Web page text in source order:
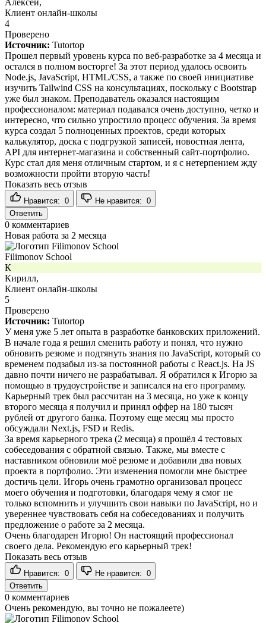
Клиент онлайн-школы
4
Проверено
Источник: Tutortop
Прошел первый уровень курса по веб-разработке за 4 месяца и
остался в полном восторге! За этот период удалось освоить
Node.js, JavaScript, HTML/CSS, а также по своей инициативе
изучить Tailwind CSS на консультациях, поскольку с Bootstrap
уже был знаком. Преподаватель оказался настоящим
профессионалом: материал подавался очень доступно, четко и
интересно, что сильно упростило процесс обучения. За время
курса создал 5 полноценных проектов, среди которых
калькулятор, доска с подгрузкой записей, новостная лента,
API для интернет-магазина и собственный сайт-портфолио.
Курс стал для меня отличным стартом, и я с нетерпением жду
возможности пройти вторую часть!
Показать весь отзыв
Нравится: 0 Не нравится: 0
Ответить
0 комментариев
Новая работа за 2 месяца
Filimonov School
К
Кирилл,
Клиент онлайн-школы
5
Проверено
Источник: Tutortop
У меня уже 5 лет опыта в разработке банковских приложений.
В начале года я решил сменить работу и понял, что нужно
обновить резюме и подтянуть знания по JavaScript, который со
временем подзабыл из-за постоянной работы с React.js. На JS
давно почти ничего не разрабатывал. Я обратился к Игорю за
помощью в трудоустройстве и записался на его программу.
Карьерный трек был рассчитан на 3 месяца, но уже к концу
второго месяца я получил и принял оффер на 180 тысяч
рублей от другого банка. Поэтому еще месяц мы просто
обсуждали Next.js, FSD и Redis.
За время карьерного трека (2 месяца) я прошёл 4 тестовых
собеседования с обратной связью. Также, мы вместе с
наставником обновили моё резюме и добавили два новых
проекта в портфолио. Эти изменения помогли мне быстрее
достичь цели. Игорь очень грамотно организовал процесс
моего обучения и подготовки, благодаря чему я смог не
только вспомнить и улучшить свои навыки по JavaScript, но и
увереннее чувствовать себя на собеседованиях и получить
предложение о работе за 2 месяца.
Очень благодарен Игорю! Он настоящий профессионал
своего дела. Рекомендую его карьерный трек!
Показать весь отзыв
Нравится: 0 Не нравится: 0
Ответить
0 комментариев
Очень рекомендую, вы точно не пожалеете)